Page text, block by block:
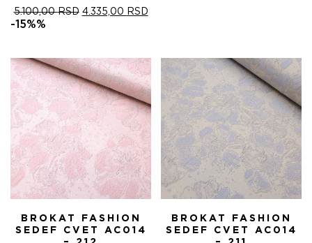
5.100,00RSD ОРИГИНАЛНА
5.100,00 RSD.
4.335,00 RSDТРЕНУТНА
-15%%
BROKAT FASHION
SEDEF CVET AC014
BROKAT FASHION
SEDEF CVET AC014